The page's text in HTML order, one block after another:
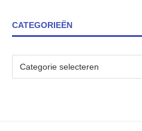
CATEGORIEËN